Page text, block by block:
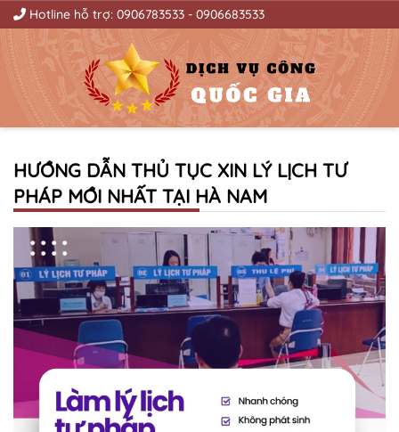
Hotline hỗ trợ: 0906783533 - 0906683533
HƯỚNG DẪN THỦ TỤC XIN LÝ LỊCH TƯ
PHÁP MỚI NHẤT TẠI HÀ NAM